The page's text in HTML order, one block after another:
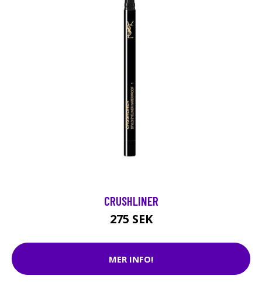
CRUSHLINER
275 SEK
MER INFO!